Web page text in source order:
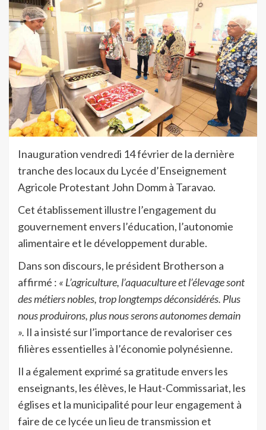
Inauguration vendredi 14 février de la dernière
tranche des locaux du Lycée d’Enseignement
Agricole Protestant John Domm à Taravao.
Cet établissement illustre l’engagement du
gouvernement envers l’éducation, l’autonomie
alimentaire et le développement durable.
Dans son discours, le président Brotherson a
affirmé : « L’agriculture, l’aquaculture et l’élevage sont
des métiers nobles, trop longtemps déconsidérés. Plus
nous produirons, plus nous serons autonomes demain
». Il a insisté sur l’importance de revaloriser ces
filières essentielles à l’économie polynésienne.
Il a également exprimé sa gratitude envers les
enseignants, les élèves, le Haut-Commissariat, les
églises et la municipalité pour leur engagement à
faire de ce lycée un lieu de transmission et